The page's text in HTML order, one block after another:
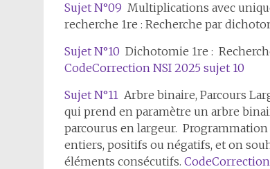
Sujet N°09 Multiplications avec
recherche 1re : Recherche par
Sujet N°10 Dichotomie 1re :
CodeCorrection NSI 2025 sujet 10
Sujet N°11 Arbre binaire, Parcours
qui prend en paramètre un arbre
parcourus en largeur.
entiers, positifs ou négatifs, et on
éléments consécutifs. CodeCorrection